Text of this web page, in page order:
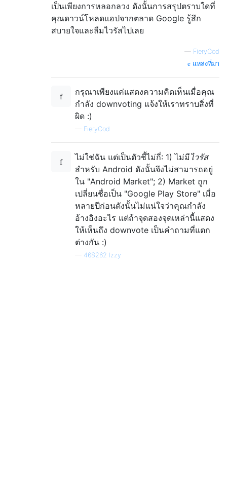
เป็นเพียงการหลอกลวง ดังนั้นการสรุปตราบใดที่
คุณดาวน์โหลดแอปจากตลาด Google รู้สึก
สบายใจและลืมไวรัสไปเลย
— FieryCod
แหล่งที่มา
กรุณาเพียงแค่แสดงความคิดเห็นเมื่อคุณ
กำลัง downvoting แจ้งให้เราทราบสิ่งที่
ผิด :)
— FieryCod
ไม่ใช่ฉัน แต่เป็นตัวชี้ไม่กี่: 1) ไม่มีไวรัส
สำหรับ Android ดังนั้นจึงไม่สามารถอยู่
ใน "Android Market"; 2) Market ถูก
เปลี่ยนชื่อเป็น "Google Play Store" เมื่อ
หลายปีก่อนดังนั้นไม่แน่ใจว่าคุณกำลัง
อ้างอิงอะไร แต่ถ้าจุดสองจุดเหล่านี้แสดง
ให้เห็นถึง downvote เป็นคำถามที่แตก
ต่างกัน :)
— 468262 Izzy